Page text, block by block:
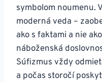
symbolom noumenu.
moderná veda –
ako s faktami a nie
náboženská
Súfizmus vždy
a počas storočí